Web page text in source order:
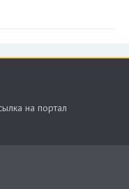
на портал